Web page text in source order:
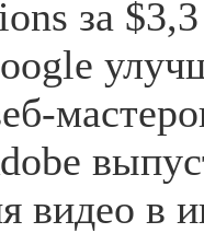
за
видео в